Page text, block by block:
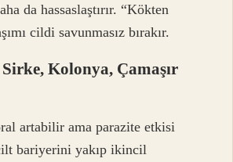
da hassaslaştırır. “Kökten
cildi savunmasız bırakır.
Kolonya, Çamaşır
artabilir ama parazite etkisi
bariyerini yakıp ikincil